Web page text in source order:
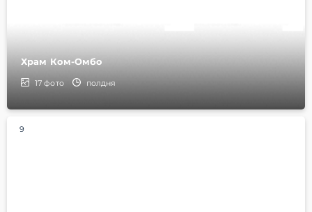
Храм Ком-Омбо
17 фото полдня
9